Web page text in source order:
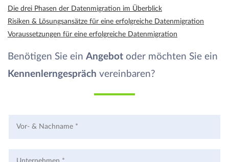
Die drei Phasen der Datenmigration im Überblick
Risiken & Lösungsansätze für eine erfolgreiche Datenmigration
Voraussetzungen für eine erfolgreiche Datenmigration
Benötigen Sie ein Angebot oder möchten Sie ein
Kennenlerngespräch vereinbaren?